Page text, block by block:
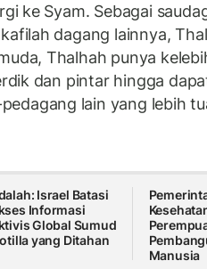
ke Syam. Sebagai
dagang lainnya,
Thalhah punya
dan pintar hingga
lain yang lebih
Israel Batasi
Informasi
Global Sumud
yang Ditahan
Manusia